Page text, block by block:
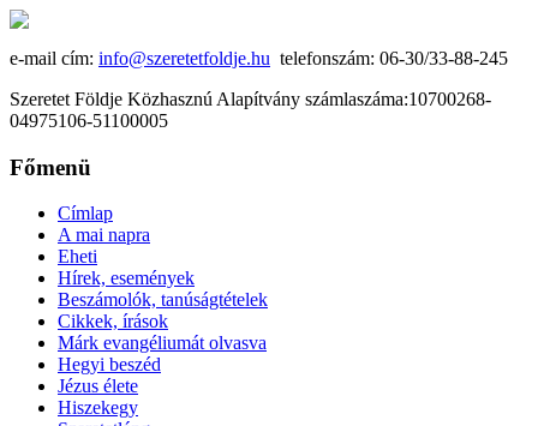
e-mail cím: info@szeretetfoldje.hu telefonszám: 06-30/33-88-245
Szeretet Földje Közhasznú Alapítvány számlaszáma:10700268-
04975106-51100005
Főmenü
Címlap
A mai napra
Eheti
Hírek, események
Beszámolók, tanúságtételek
Cikkek, írások
Márk evangéliumát olvasva
Hegyi beszéd
Jézus élete
Hiszekegy